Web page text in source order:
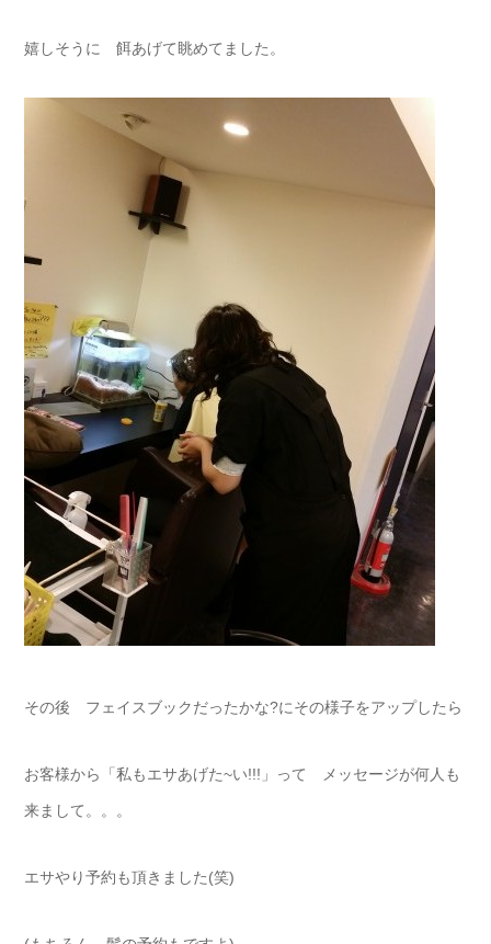
嬉しそうに 餌あげて眺めてました。
その後 フェイスブックだったかな?にその様子をアップしたら
お客様から「私もエサあげた~い!!!」って メッセージが何人も
来まして。。。
エサやり予約も頂きました(笑)